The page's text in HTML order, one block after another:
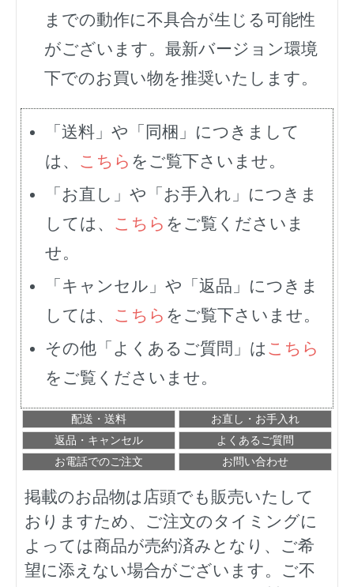
までの動作に不具合が生じる可能性
がございます。最新バージョン環境
下でのお買い物を推奨いたします。
「送料」や「同梱」につきまして
は、 こちら をご覧下さいませ。
「お直し」や「お手入れ」につきま
しては、 こちら をご覧くださいま
せ。
「キャンセル」や「返品」につきま
しては、 こちら をご覧下さいませ。
その他「よくあるご質問」は こちら
をご覧くださいませ。
配送・送料
お直し・お手入れ
返品・キャンセル
よくあるご質問
お電話でのご注文
お問い合わせ
掲載のお品物は店頭でも販売いたして
おりますため、ご注文のタイミングに
よっては商品が売約済みとなり、ご希
望に添えない場合がございます。ご不